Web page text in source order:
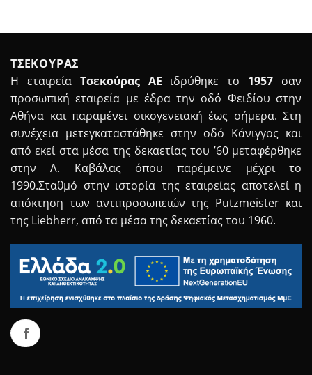
ΤΣΕΚΟΥΡΑΣ
Η εταιρεία Τσεκούρας ΑΕ ιδρύθηκε το 1957 σαν
προσωπική εταιρεία με έδρα την οδό Φειδίου στην
Αθήνα και παραμένει οικογενειακή έως σήμερα. Στη
συνέχεια μετεγκαταστάθηκε στην οδό Κάνιγγος και
από εκεί στα μέσα της δεκαετίας του ’60 μεταφέρθηκε
στην Λ. Καβάλας όπου παρέμεινε μέχρι το
1990.Σταθμό στην ιστορία της εταιρείας αποτελεί η
απόκτηση των αντιπροσωπειών της Putzmeister και
της Liebherr, από τα μέσα της δεκαετίας του 1960.